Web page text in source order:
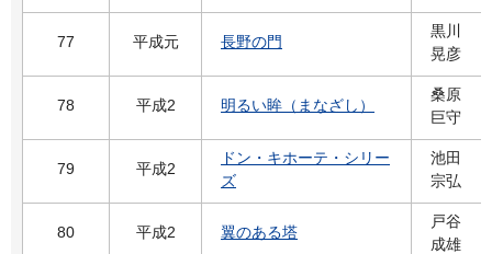
77 平成元 長野の門
黒川
晃彦
78 平成2 明るい眸（まなざし）
桑原
巨守
79 平成2
ドン・キホーテ・シリー
ズ
池田
宗弘
80 平成2 翼のある塔
戸谷
成雄